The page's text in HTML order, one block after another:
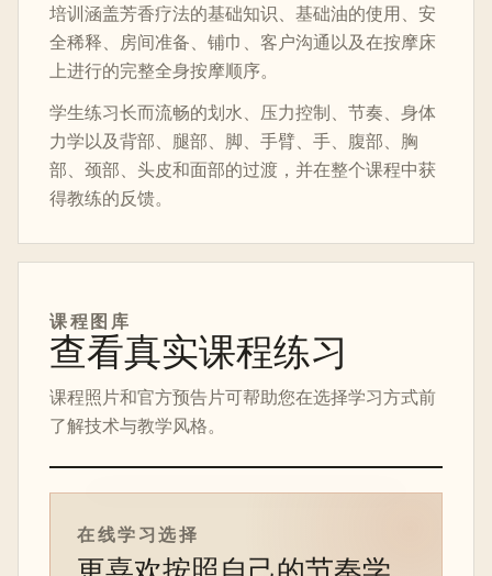
培训涵盖芳香疗法的基础知识、基础油的使用、安
全稀释、房间准备、铺巾、客户沟通以及在按摩床
上进行的完整全身按摩顺序。
学生练习长而流畅的划水、压力控制、节奏、身体
力学以及背部、腿部、脚、手臂、手、腹部、胸
部、颈部、头皮和面部的过渡，并在整个课程中获
得教练的反馈。
课程图库
查看真实课程练习
课程照片和官方预告片可帮助您在选择学习方式前
了解技术与教学风格。
在线课程预告片
在线学习选择